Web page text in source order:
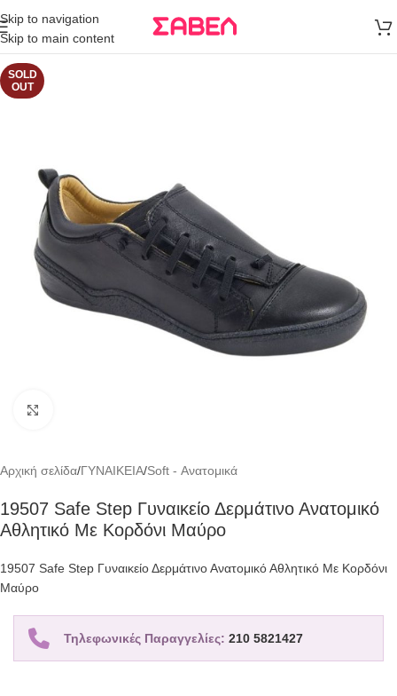
Skip to navigation
Skip to main content
άνω των 80€
Παραγγελία
SOLD
OUT
Αρχική σελίδα/ΓΥΝΑΙΚΕΙΑ/Soft - Ανατομικά
19507 Safe Step Γυναικείο Δερμάτινο Ανατομικό
Αθλητικό Με Κορδόνι Μαύρο
19507 Safe Step Γυναικείο Δερμάτινο Ανατομικό Αθλητικό Με Κορδόνι
Μαύρο
Τηλεφωνικές Παραγγελίες: 210 5821427